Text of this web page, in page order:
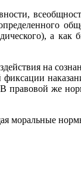
а как
на
фиксации
правовой же
моральные